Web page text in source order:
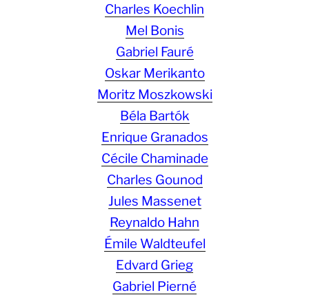
Charles Koechlin
Mel Bonis
Gabriel Fauré
Oskar Merikanto
Moritz Moszkowski
Béla Bartók
Enrique Granados
Cécile Chaminade
Charles Gounod
Jules Massenet
Reynaldo Hahn
Émile Waldteufel
Edvard Grieg
Gabriel Pierné